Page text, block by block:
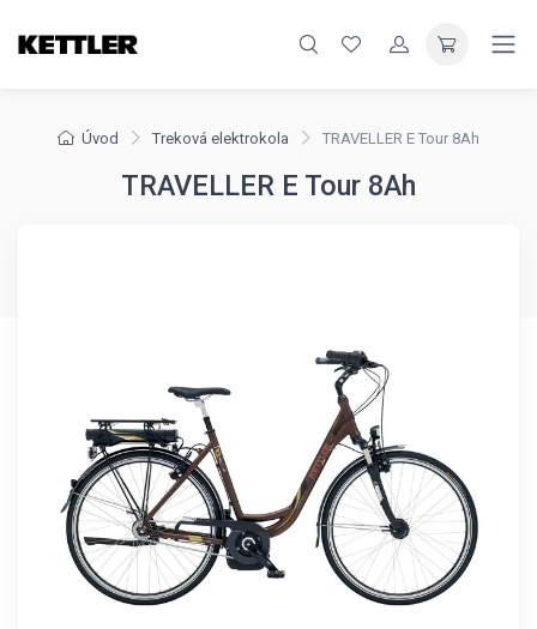
Úvod Treková elektrokola TRAVELLER E Tour 8Ah
TRAVELLER E Tour 8Ah